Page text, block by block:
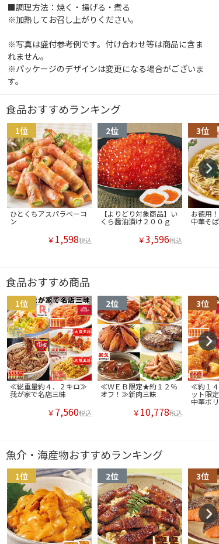
■調理方法：焼く・揚げる・煮る
※加熱してお召し上がりください。
※写真は盛付参考例です。付け合わせ等は商品に含ま
れません。
※パッケージのデザインは変更になる場合がございま
す。
食品おすすめランキング
ひとくちアスパラベーコ
ン
￥ 1,598税込
【よりどり対象商品】い
くら醤油漬け２００ｇ
￥3,596税込
お徳用
中華そば
食品おすすめ商品
≪総重量約４．２キロ≫
我が家で名店三昧
￥ 7,560税込
≪ＷＥＢ限定★約１２％
オフ！≫新肉三昧
￥ 10,778税込
≪約１
ット限
中華ボ
魚介・海産物おすすめランキング